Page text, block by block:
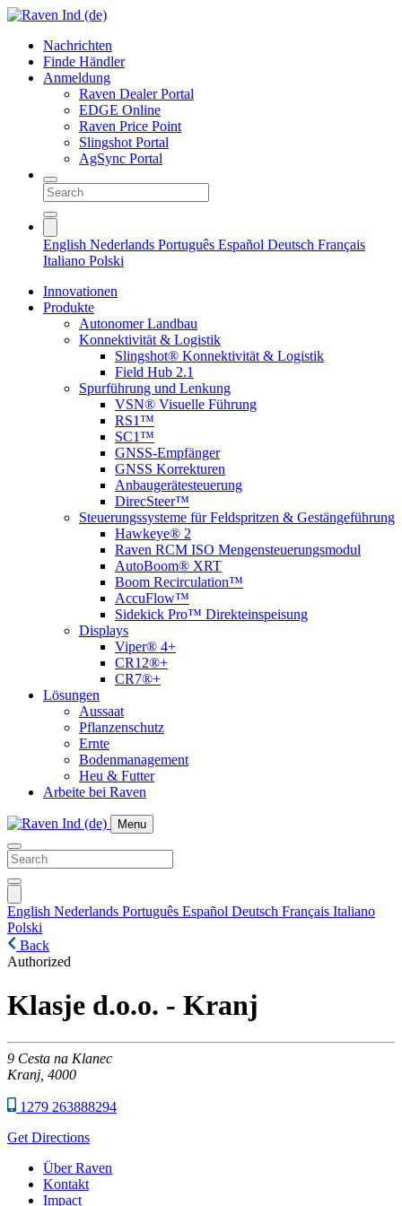
Nachrichten
Finde Händler
Anmeldung
Raven Dealer Portal
EDGE Online
Raven Price Point
Slingshot Portal
AgSync Portal
English Nederlands Português Español Deutsch Français
Italiano Polski
Innovationen
Produkte
Autonomer Landbau
Konnektivität & Logistik
Slingshot® Konnektivität & Logistik
Field Hub 2.1
Spurführung und Lenkung
VSN® Visuelle Führung
RS1™
SC1™
GNSS-Empfänger
GNSS Korrekturen
Anbaugerätesteuerung
DirecSteer™
Steuerungssysteme für Feldspritzen & Gestängeführung
Hawkeye® 2
Raven RCM ISO Mengensteuerungsmodul
AutoBoom® XRT
Boom Recirculation™
AccuFlow™
Sidekick Pro™ Direkteinspeisung
Displays
Viper® 4+
CR12®+
CR7®+
Lösungen
Aussaat
Pflanzenschutz
Ernte
Bodenmanagement
Heu & Futter
Arbeite bei Raven
Menu
English Nederlands Português Español Deutsch Français Italiano
Polski
Back
Authorized
Klasje d.o.o. - Kranj
9 Cesta na Klanec
Kranj, 4000
1279 263888294
Get Directions
Über Raven
Kontakt
Impact